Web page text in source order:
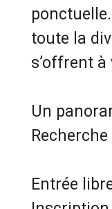
toute la
s’offrent à
Un
Entrée